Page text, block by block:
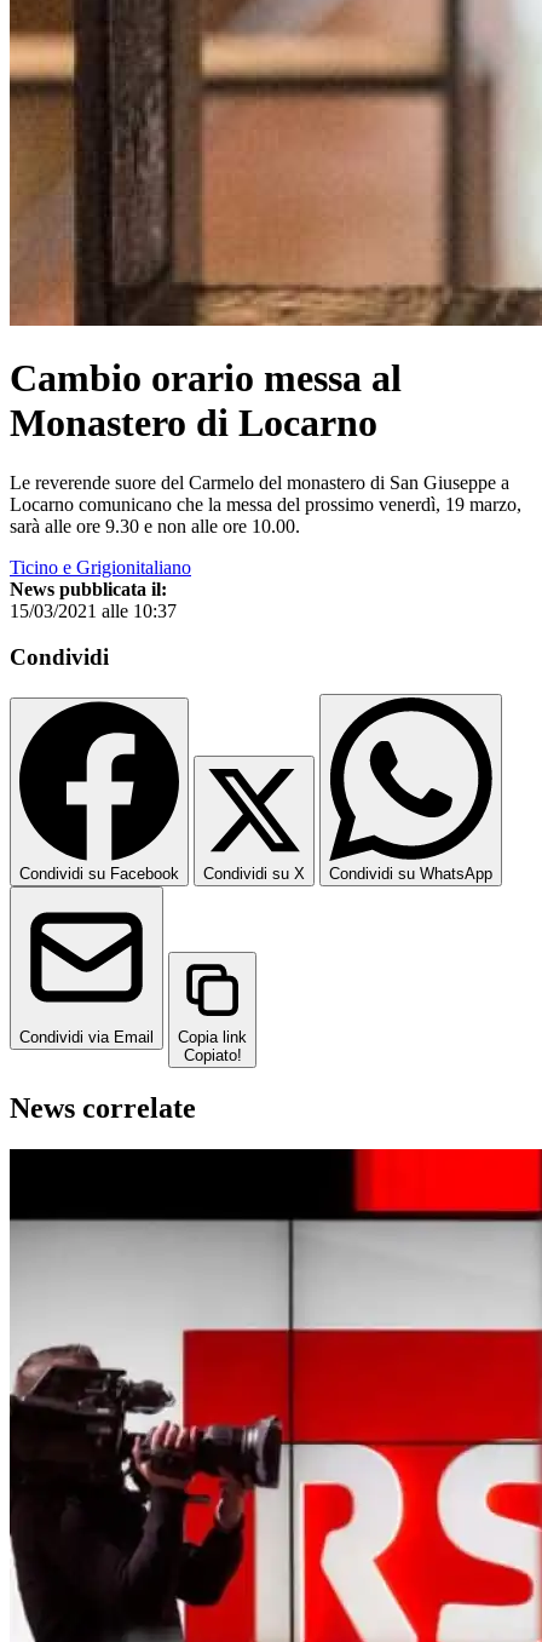
Cambio orario messa al
Monastero di Locarno
Le reverende suore del Carmelo del monastero di San Giuseppe a
Locarno comunicano che la messa del prossimo venerdì, 19 marzo,
sarà alle ore 9.30 e non alle ore 10.00.
Ticino e Grigionitaliano
News pubblicata il:
15/03/2021 alle 10:37
Condividi
Condividi su Facebook Condividi su X Condividi su WhatsApp
Condividi via Email
Copia link
Copiato!
News correlate